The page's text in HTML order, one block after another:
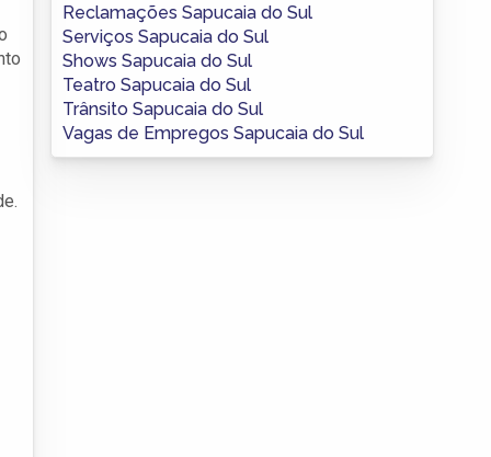
Reclamações Sapucaia do Sul
Serviços Sapucaia do Sul
Shows Sapucaia do Sul
Teatro Sapucaia do Sul
Trânsito Sapucaia do Sul
Vagas de Empregos Sapucaia do Sul